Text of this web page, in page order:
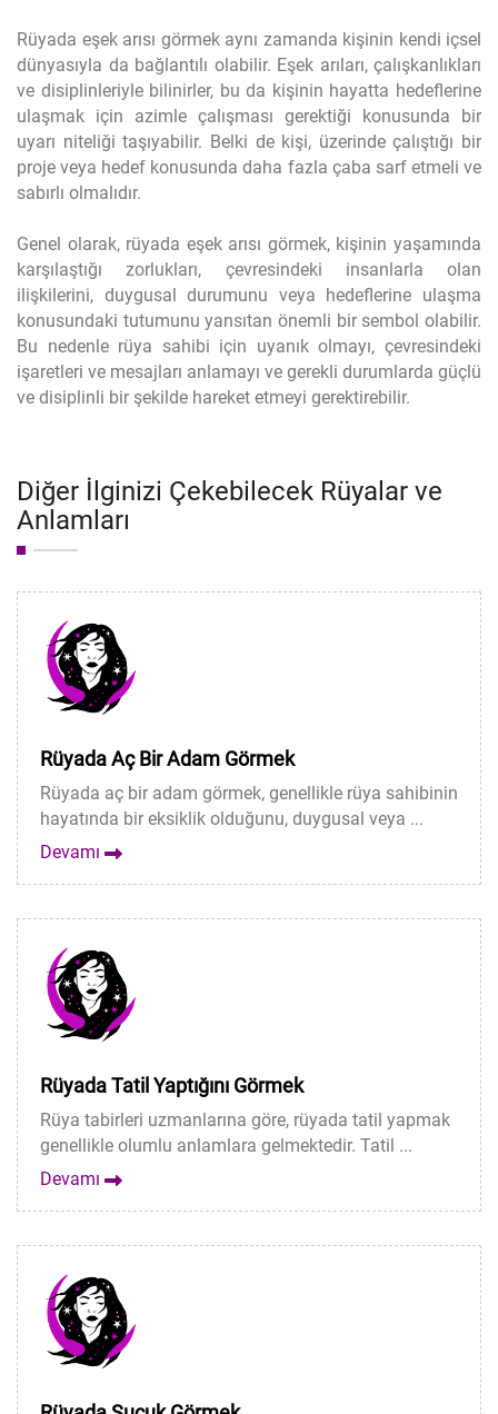
Rüyada eşek arısı görmek aynı zamanda kişinin kendi içsel
dünyasıyla da bağlantılı olabilir. Eşek arıları, çalışkanlıkları
ve disiplinleriyle bilinirler, bu da kişinin hayatta hedeflerine
ulaşmak için azimle çalışması gerektiği konusunda bir
uyarı niteliği taşıyabilir. Belki de kişi, üzerinde çalıştığı bir
proje veya hedef konusunda daha fazla çaba sarf etmeli ve
sabırlı olmalıdır.
Genel olarak, rüyada eşek arısı görmek, kişinin yaşamında
karşılaştığı zorlukları, çevresindeki insanlarla olan
ilişkilerini, duygusal durumunu veya hedeflerine ulaşma
konusundaki tutumunu yansıtan önemli bir sembol olabilir.
Bu nedenle rüya sahibi için uyanık olmayı, çevresindeki
işaretleri ve mesajları anlamayı ve gerekli durumlarda güçlü
ve disiplinli bir şekilde hareket etmeyi gerektirebilir.
Diğer İlginizi Çekebilecek Rüyalar ve
Anlamları
Rüyada Aç Bir Adam Görmek
Rüyada aç bir adam görmek, genellikle rüya sahibinin
hayatında bir eksiklik olduğunu, duygusal veya ...
Devamı
Rüyada Tatil Yaptığını Görmek
Rüya tabirleri uzmanlarına göre, rüyada tatil yapmak
genellikle olumlu anlamlara gelmektedir. Tatil ...
Devamı